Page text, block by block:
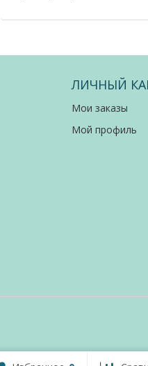
ЛИЧНЫЙ
Мои заказы
Мой профиль